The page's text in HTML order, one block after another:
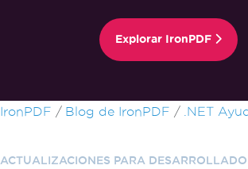
Explorar IronPDF
Saltar al pie de página
IronPDF Blog de IronPDF .NET
ACTUALIZACIONES PARA